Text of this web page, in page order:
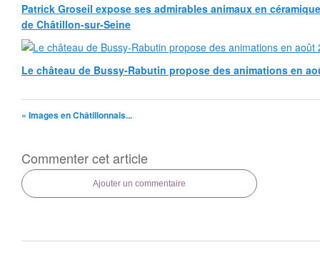
Patrick Groseil expose ses admirables animaux en
de Châtillon-sur-Seine
Le château de Bussy-Rabutin propose des animations en
« Images en Châtillonnais...
Commenter cet article
Ajouter un commentaire